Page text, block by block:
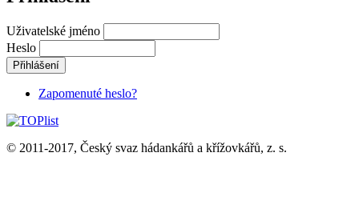
Uživatelské jméno
Heslo
Zapomenuté heslo?
© 2011-2017, Český svaz hádankářů a křížovkářů, z. s.